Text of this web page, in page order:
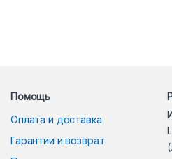
Помощь
Оплата и доставка
Гарантии и возврат